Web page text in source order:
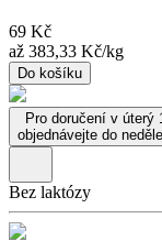
69 Kč
až 383,33 Kč/kg
Do košíku
Pro doručení v úterý
objednávejte do
Bez laktózy